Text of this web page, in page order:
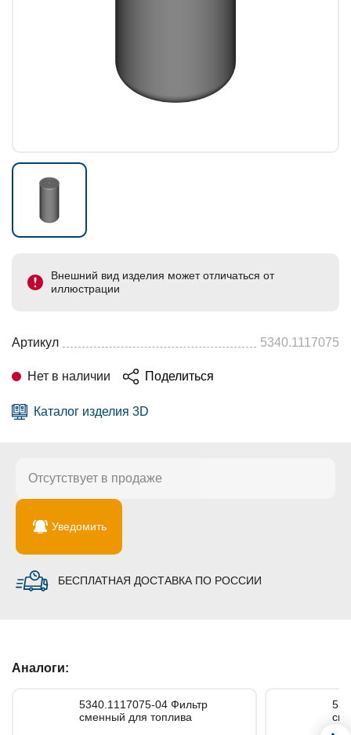
Внешний вид изделия может отличаться от
иллюстрации
Артикул 5340.1117075
Нет в наличии Поделиться
Каталог изделия 3D
Отсутствует в продаже
Уведомить
БЕСПЛАТНАЯ ДОСТАВКА ПО РОССИИ
Аналоги:
5340.1117075-04 Фильтр
сменный для топлива